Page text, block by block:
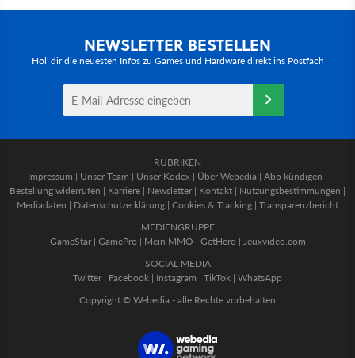
NEWSLETTER BESTELLEN
Hol' dir die neuesten Infos zu Games und Hardware direkt ins Postfach
RUBRIKEN
Impressum | Unser Team | Unser Kodex | Über Webedia | Abo kündigen |
Bestellung widerrufen | Karriere | Newsletter | Kontakt | Nutzungsbestimmungen |
Mediadaten | Datenschutzerklärung | Cookies & Tracking | Transparenzbericht
MEDIENGRUPPE
GameStar| GamePro | Mein MMO | GetHero | Jeuxvideo.com
SOCIAL MEDIA
Twitter | Facebook | Instagram | TikTok | WhatsApp
Copyright © Webedia - alle Rechte vorbehalten